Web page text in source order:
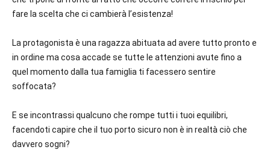
fare la scelta che ci cambierà l’esistenza!
La protagonista è una ragazza abituata ad avere tutto pronto e
in ordine ma cosa accade se tutte le attenzioni avute fino a
quel momento dalla tua famiglia ti facessero sentire
soffocata?
E se incontrassi qualcuno che rompe tutti i tuoi equilibri,
facendoti capire che il tuo porto sicuro non è in realtà ciò che
davvero sogni?